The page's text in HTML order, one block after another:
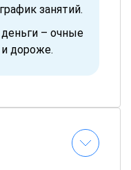
занятий.
– очные
дороже.